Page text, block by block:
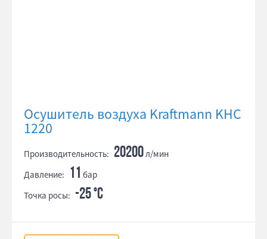
Осушитель воздуха Kraftmann KHC
1220
Производительность: 20200л/мин
Давление: 11 бар
Точка росы: -25 °С